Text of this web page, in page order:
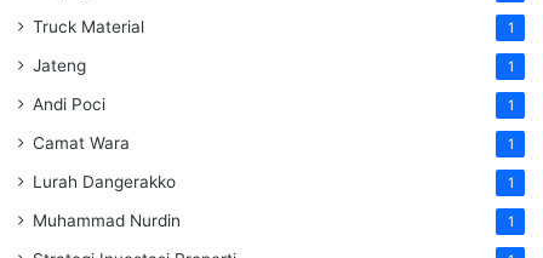
Truck Material 1
Jateng 1
Andi Poci 1
Camat Wara 1
Lurah Dangerakko 1
Muhammad Nurdin 1